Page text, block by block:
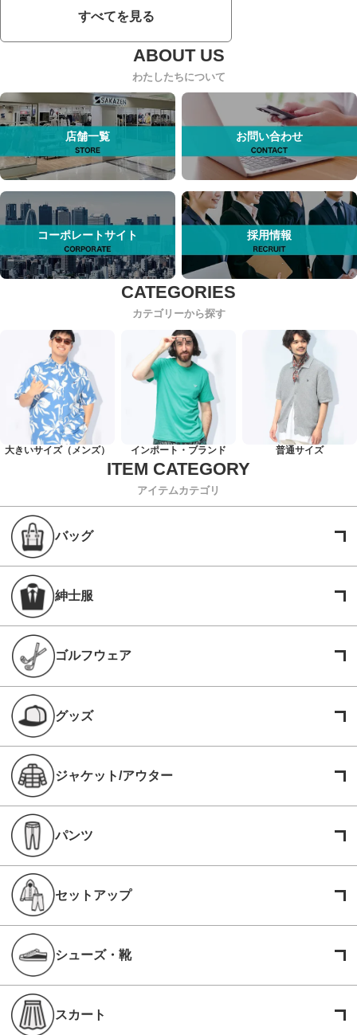
すべてを見る
わたしたちについて
店舗一覧 お問い合わせ
コーポレートサイト 採用情報
カテゴリーから探す
大きいサイズ（メンズ） インポート・ブランド 普通サイズ
アイテムカテゴリ
バッグ
紳士服
ゴルフウェア
グッズ
ジャケット/アウター
パンツ
セットアップ
シューズ・靴
スカート